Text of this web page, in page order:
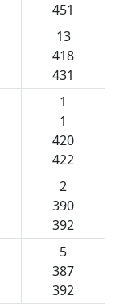
451
13
418
431
1
1
420
422
2
390
392
5
387
392